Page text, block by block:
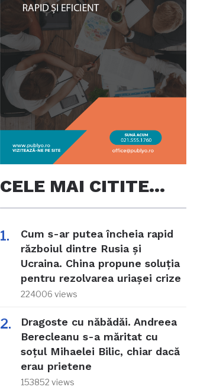
CELE MAI CITITE…
Cum s-ar putea încheia rapid
războiul dintre Rusia și
Ucraina. China propune soluția
pentru rezolvarea uriașei crize
224006 views
Dragoste cu năbădăi. Andreea
Berecleanu s-a măritat cu
soțul Mihaelei Bilic, chiar dacă
erau prietene
153852 views